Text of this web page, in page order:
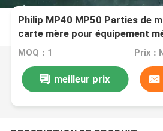
Philip MP40 MP50 Parties de
carte mère pour équipement
MOQ：1
meilleur prix